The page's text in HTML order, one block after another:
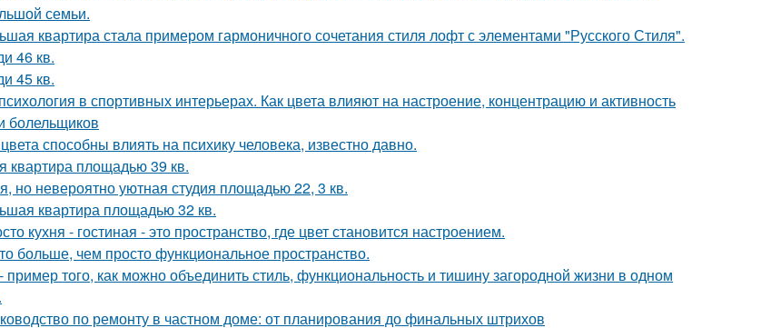
семьи.
квартира стала примером гармоничного сочетания стиля лофт с элементами "Русского Стиля".
46 кв.
45 кв.
в спортивных интерьерах. Как цвета влияют на настроение, концентрацию и активность
болельщиков
способны влиять на психику человека, известно давно.
квартира площадью 39 кв.
но невероятно уютная студия площадью 22, 3 кв.
квартира площадью 32 кв.
кухня - гостиная - это пространство, где цвет становится настроением.
больше, чем просто функциональное пространство.
пример того, как можно объединить стиль, функциональность и тишину загородной жизни в одном
по ремонту в частном доме: от планирования до финальных штрихов